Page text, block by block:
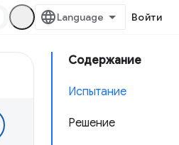
Войти
Содержание
Испытание
Решение